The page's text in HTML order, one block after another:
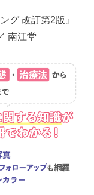
グ 改訂第2版』
南江堂